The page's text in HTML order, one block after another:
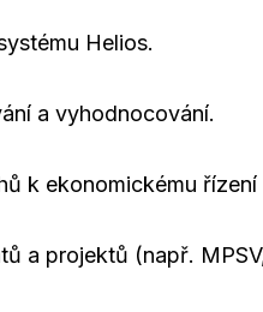
Helios.
a vyhodnocování.
k ekonomickému
a projektů (např.